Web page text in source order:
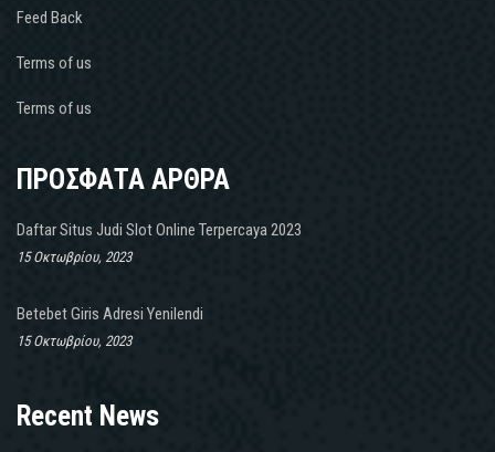
Feed Back
Terms of us
Terms of us
ΠΡΟΣΦΑΤΑ ΑΡΘΡΑ
Daftar Situs Judi Slot Online Terpercaya 2023
15 Οκτωβρίου, 2023
Betebet Giris Adresi Yenilendi
15 Οκτωβρίου, 2023
Recent News